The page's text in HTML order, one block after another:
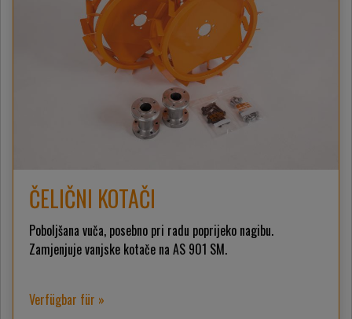
ČELIČNI KOTAČI
Poboljšana vuča, posebno pri radu poprijeko nagibu.
Zamjenjuje vanjske kotače na AS 901 SM.
Verfügbar für »